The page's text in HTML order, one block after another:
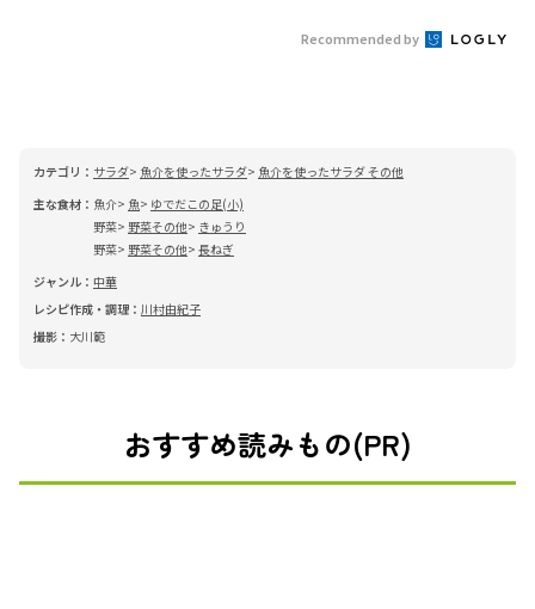
Recommended by
カテゴリ： サラダ 魚介を使ったサラダ
魚介を使ったサラダ その他
主な食材： 魚介 魚
ゆでだこの足(小)
野菜
野菜その他
きゅうり
野菜
野菜その他 長ねぎ
ジャンル： 中華
レシピ作成・調理： 川村由紀子
撮影： 大川範
おすすめ読みもの(PR)